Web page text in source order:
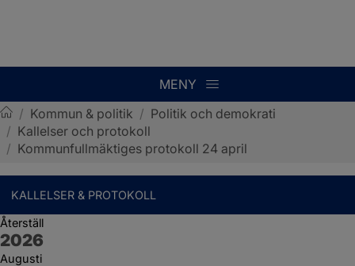
MENY
Sotenäs kommun
/ Kommun & politik / Politik och demokrati
/ Kallelser och protokoll
/ Kommunfullmäktiges protokoll 24 april
KALLELSER & PROTOKOLL
Återställ
År:
2026
Augusti